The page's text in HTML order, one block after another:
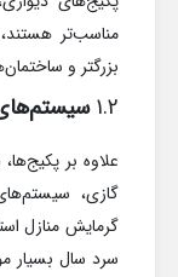
مناسب‌تر
بزرگتر و
1.2
علاوه بر
گازی،
گرمایش منازل
سرد سال بسیار